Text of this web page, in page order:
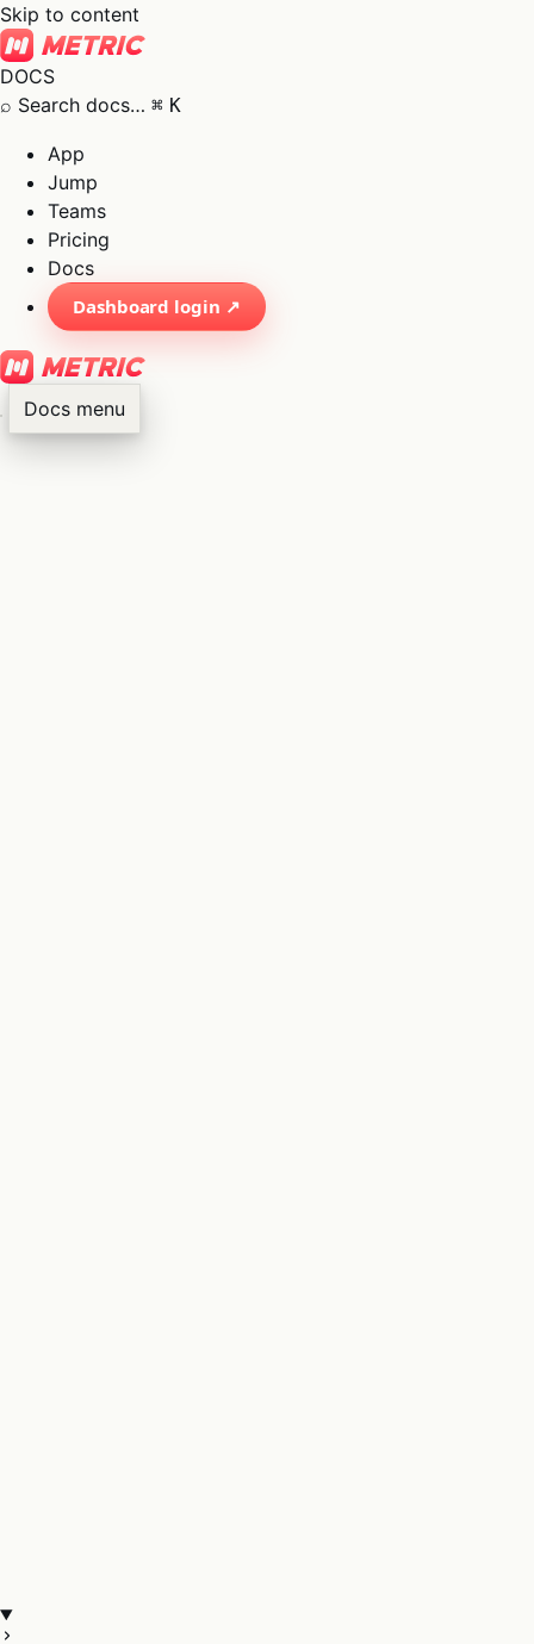
Skip to content
DOCS
⌕ Search docs… ⌘ K
App
Jump
Teams
Pricing
Docs
Dashboard login ↗
Docs menu